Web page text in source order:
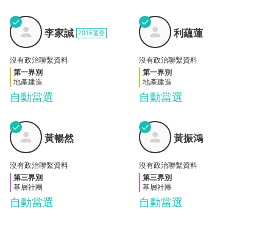
李家
誠
✓
自動當選
李家誠 2016選委
沒有政治聯繫資料
第一界別
地產建造
利蘊
蓮
✓
自動當選
利蘊蓮
沒有政治聯繫資料
第一界別
地產建造
黃暢
然
✓
自動當選
黃暢然
沒有政治聯繫資料
第三界別
基層社團
黃振
鴻
✓
自動當選
黃振鴻
沒有政治聯繫資料
第三界別
基層社團